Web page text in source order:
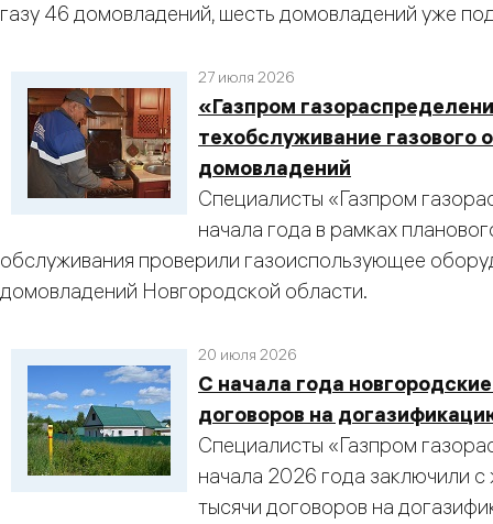
газу 46 домовладений, шесть домовладений уже
27 июля 2026
«Газпром
техобслуживание газового
домовладений
Специалисты «Газпром
начала года в рамках
обслуживания проверили газоиспользующее
домовладений Новгородской области.
20 июля 2026
С начала года
договоров на
Специалисты «Газпром
начала 2026 года заключили
тысячи договоров на